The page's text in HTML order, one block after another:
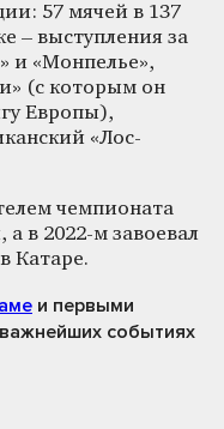
57 мячей в 137
– выступления за
и «Монпелье»,
(с которым он
Европы),
«Лос-
чемпионата
в 2022-м завоевал
Катаре.
и первыми
событиях